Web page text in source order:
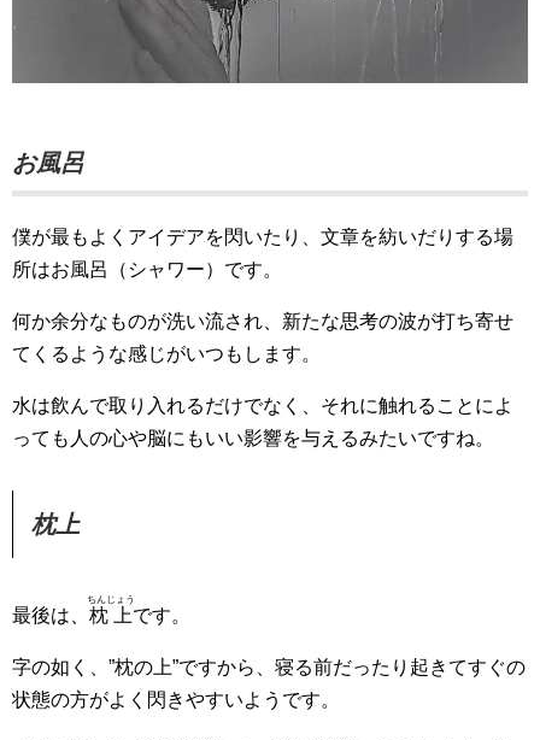
お風呂
僕が最もよくアイデアを閃いたり、文章を紡いだりする場
所はお風呂（シャワー）です。
何か余分なものが洗い流され、新たな思考の波が打ち寄せ
てくるような感じがいつもします。
水は飲んで取り入れるだけでなく、それに触れることによ
っても人の心や脳にもいい影響を与えるみたいですね。
枕上
最後は、 枕上
ちんじょう
です。
字の如く、”枕の上”ですから、寝る前だったり起きてすぐの
状態の方がよく閃きやすいようです。